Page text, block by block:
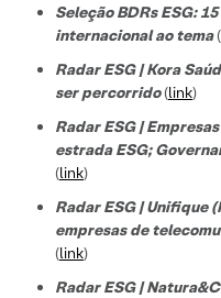
Seleção BDRs ESG​:
internacional ao tema(
Radar ESG | Kora
ser percorrido(link)
Radar ESG |
estrada ESG;
(link)
Radar ESG | Unifique
empresas de
(link)
Radar ESG |